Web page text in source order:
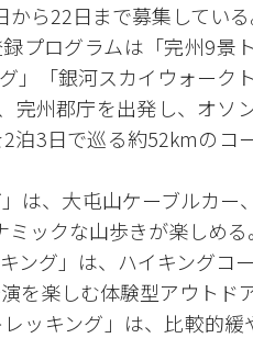
ら22日まで募集している
プログラムは「完州9景
」「銀河スカイウォーク
完州郡庁を出発し、オ
泊3日で巡る約52kmのコ
」は、大屯山ケーブルカ
ックな山歩きが楽しめる。
ング」は、ハイキング
を楽しむ体験型アウトド
レッキング」は、比較的